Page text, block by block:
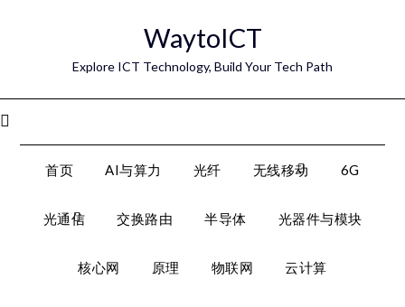
WaytoICT
Explore ICT Technology, Build Your Tech Path
首页 AI与算力 光纤 无线移动 6G
光通信 交换路由 半导体 光器件与模块
核心网 原理 物联网 云计算